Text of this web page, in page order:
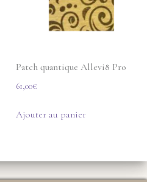
Patch quantique Allevi8 Pro
61,00€
Ajouter au panier